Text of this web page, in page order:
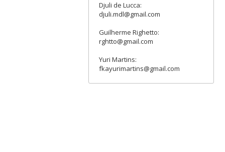
Djuli de Lucca:
djuli.mdl@gmail.com
Guilherme Righetto:
rghtto@gmail.com
Yuri Martins:
fkayurimartins@gmail.com